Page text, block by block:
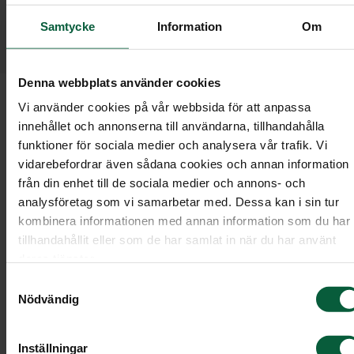
Samtycke Information Om
Denna webbplats använder cookies
Vi använder cookies på vår webbsida för att anpassa
innehållet och annonserna till användarna, tillhandahålla
funktioner för sociala medier och analysera vår trafik. Vi
vidarebefordrar även sådana cookies och annan information
från din enhet till de sociala medier och annons- och
analysföretag som vi samarbetar med. Dessa kan i sin tur
kombinera informationen med annan information som du har
tillhandahållit eller som de har samlat in när du har använt
Nödvändig
Inställningar
Kundombudsman dit du kan vända dig om du
är missnöjd.
Om du har frågor kring ett ärende eller vill ha en
förklaring kontaktar du i första hand din
kundrådgivare, dennes chef eller distriktschefen.
Tillsammans kan ni då gå igenom vad som har
hänt. Många ärenden blir uppklarade redan här.
Men kommer ni inte fram till någon lösning kan
vända dig till vår Kundombudsman.
Kontakta Kundombudsmannen
Här granskas hela ärendet på nytt varpå en ny